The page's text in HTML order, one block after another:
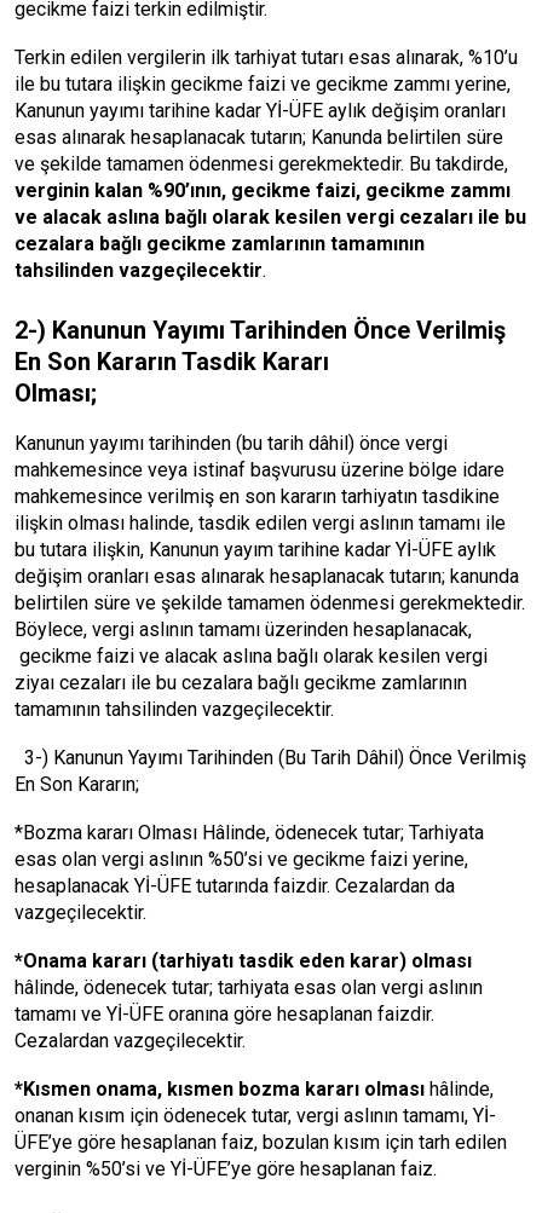
gecikme faizi terkin edilmiştir.
Terkin edilen vergilerin ilk tarhiyat tutarı esas alınarak, %10’u
ile bu tutara ilişkin gecikme faizi ve gecikme zammı yerine,
Kanunun yayımı tarihine kadar Yİ-ÜFE aylık değişim oranları
esas alınarak hesaplanacak tutarın; Kanunda belirtilen süre
ve şekilde tamamen ödenmesi gerekmektedir. Bu takdirde,
verginin kalan %90’ının, gecikme faizi, gecikme zammı
ve alacak aslına bağlı olarak kesilen vergi cezaları ile bu
cezalara bağlı gecikme zamlarının tamamının
tahsilinden vazgeçilecektir.
2-) Kanunun Yayımı Tarihinden Önce Verilmiş
En Son Kararın Tasdik Kararı
Olması;
Kanunun yayımı tarihinden (bu tarih dâhil) önce vergi
mahkemesince veya istinaf başvurusu üzerine bölge idare
mahkemesince verilmiş en son kararın tarhiyatın tasdikine
ilişkin olması halinde, tasdik edilen vergi aslının tamamı ile
bu tutara ilişkin, Kanunun yayım tarihine kadar Yİ-ÜFE aylık
değişim oranları esas alınarak hesaplanacak tutarın; kanunda
belirtilen süre ve şekilde tamamen ödenmesi gerekmektedir.
Böylece, vergi aslının tamamı üzerinden hesaplanacak,
gecikme faizi ve alacak aslına bağlı olarak kesilen vergi
ziyaı cezaları ile bu cezalara bağlı gecikme zamlarının
tamamının tahsilinden vazgeçilecektir.
3-) Kanunun Yayımı Tarihinden (Bu Tarih Dâhil) Önce Verilmiş
En Son Kararın;
*Bozma kararı Olması Hâlinde, ödenecek tutar; Tarhiyata
esas olan vergi aslının %50’si ve gecikme faizi yerine,
hesaplanacak Yİ-ÜFE tutarında faizdir. Cezalardan da
vazgeçilecektir.
*Onama kararı (tarhiyatı tasdik eden karar) olması
hâlinde, ödenecek tutar; tarhiyata esas olan vergi aslının
tamamı ve Yİ-ÜFE oranına göre hesaplanan faizdir.
Cezalardan vazgeçilecektir.
*Kısmen onama, kısmen bozma kararı olması hâlinde,
onanan kısım için ödenecek tutar, vergi aslının tamamı, Yİ-
ÜFE’ye göre hesaplanan faiz, bozulan kısım için tarh edilen
verginin %50’si ve Yİ-ÜFE’ye göre hesaplanan faiz.